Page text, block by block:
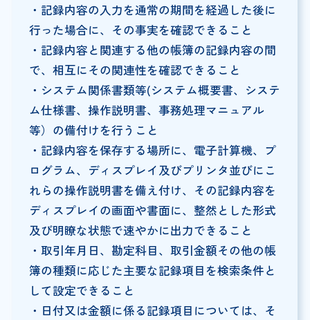
・記録内容の入力を通常の期間を経過した後に
行った場合に、その事実を確認できること
・記録内容と関連する他の帳簿の記録内容の間
で、相互にその関連性を確認できること
・システム関係書類等(システム概要書、システ
ム仕様書、操作説明書、事務処理マニュアル
等）の備付けを行うこと
・記録内容を保存する場所に、電子計算機、プ
ログラム、ディスプレイ及びプリンタ並びにこ
れらの操作説明書を備え付け、その記録内容を
ディスプレイの画面や書面に、整然とした形式
及び明瞭な状態で速やかに出力できること
・取引年月日、勘定科目、取引金額その他の帳
簿の種類に応じた主要な記録項目を検索条件と
して設定できること
・日付又は金額に係る記録項目については、そ